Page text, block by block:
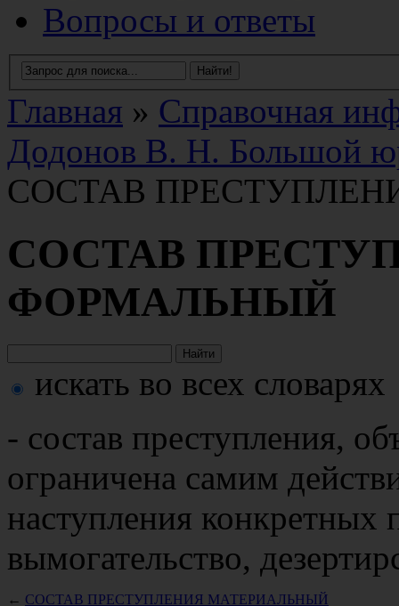
Вопросы и ответы
Главная » Справочная
Додонов В. Н. Большой
СОСТАВ
СОСТАВ
ФОРМАЛЬНЫЙ
искать во всех словарях
- состав преступления,
ограничена самим
наступления конкретных
вымогательство,
← СОСТАВ ПРЕСТУПЛЕНИЯ МАТЕРИАЛЬНЫЙ